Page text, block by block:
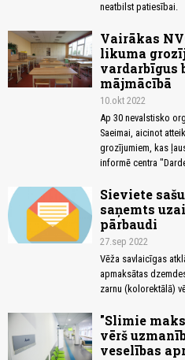
neatbilst patiesībai.
Vairākas
likuma
vardarbīgus
mājmācībā
10.okt 2022
Ap 30 nevalstisko
Saeimai, aicinot
grozījumiem, kas
informē centra
Sieviete
saņemts
pārbaudi
27.sep 2022
Vēža savlaicīgas
apmaksātas
zarnu (kolorektālā)
"Slimie
vērš
veselības